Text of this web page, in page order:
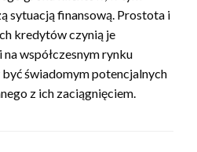
sytuacją finansową. Prostota i
kredytów czynią je
współczesnym rynku
świadomym potencjalnych
z ich zaciągnięciem.